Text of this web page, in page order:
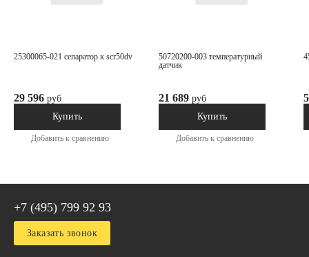
25300065-021 сепаратор к scr50dv
29 596 руб
В наличииКупить
Добавить к сравнению
50720200-003 температурный
датчик
21 689 руб
В наличииКупить
Добавить к сравнению
+7 (495) 799 92 93
Заказать звонок